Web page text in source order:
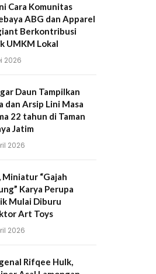
Cara Komunitas
ABG dan Apparel
Berkontribusi
UMKM Lokal
2026
Daun Tampilkan
dan Arsip Lini Masa
22 tahun di Taman
Jatim
2026
Miniatur “Gajah
Karya Perupa
Mulai Diburu
Art Toys
2026
Rifqee Hulk,